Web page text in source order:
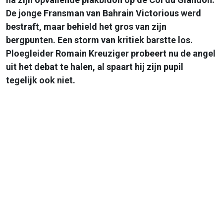
De jonge Fransman van Bahrain Victorious werd
bestraft, maar behield het gros van zijn
bergpunten. Een storm van kritiek barstte los.
Ploegleider Romain Kreuziger probeert nu de angel
uit het debat te halen, al spaart hij zijn pupil
tegelijk ook niet.